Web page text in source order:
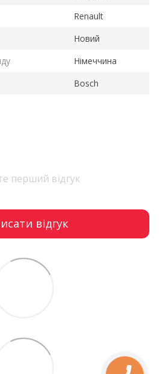
Renault
Новий
Німеччина
Bosch
перший відгук
відгук